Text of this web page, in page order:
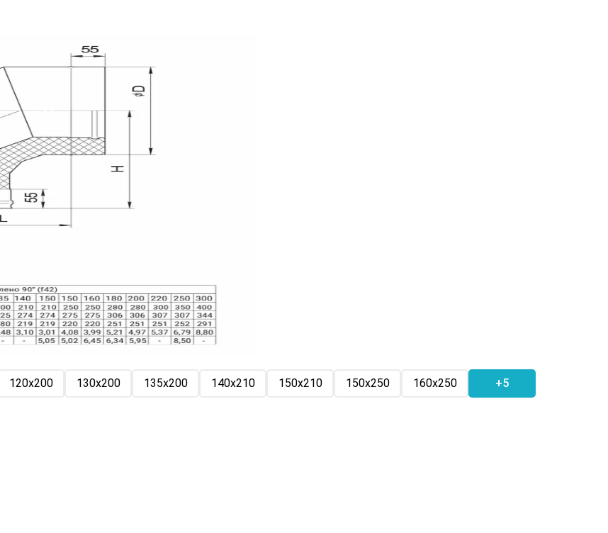
120х200 130х200 135х200 140х210 150х210 150х250 160х250 +5